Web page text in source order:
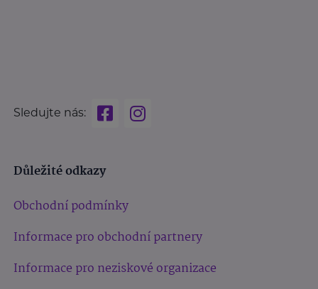
Sledujte nás:
Důležité odkazy
Obchodní podmínky
Informace pro obchodní partnery
Informace pro neziskové organizace